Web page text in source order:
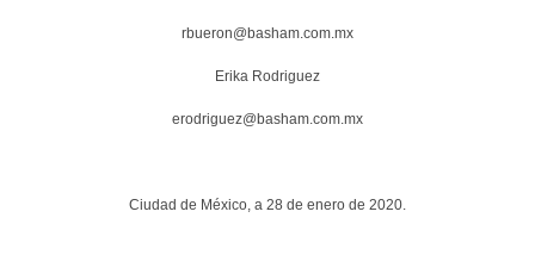
rbueron@basham.com.mx
Erika Rodriguez
erodriguez@basham.com.mx
Ciudad de México, a 28 de enero de 2020.